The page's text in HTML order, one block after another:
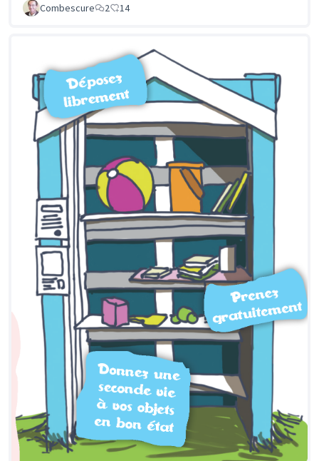
Combescure 2 14